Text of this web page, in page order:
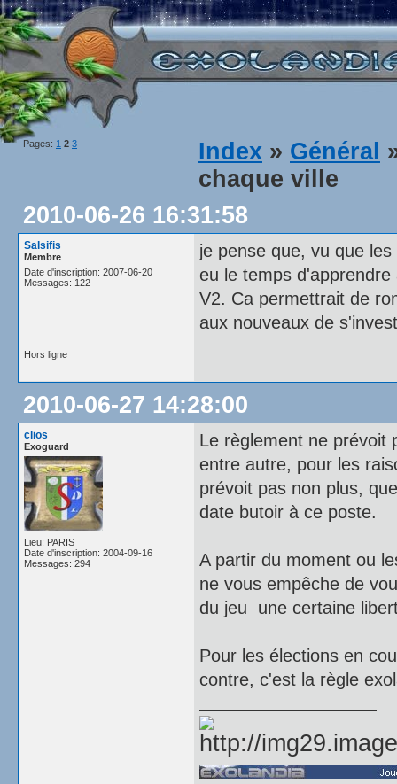
Pages: 1 2 3 Index » Général
chaque ville
2010-06-26 16:31:58
Salsifis
Membre
Date d'inscription: 2007-06-20
Messages: 122
je pense que, vu que
eu le temps
V2. Ca permettrait de
aux nouveaux de
Hors ligne
2010-06-27 14:28:00
clios
Exoguard
Lieu: PARIS
Date d'inscription: 2004-09-16
Messages: 294
Le règlement ne prévoit
entre autre, pour les
prévoit pas non plus,
date butoir à ce poste.
A partir du moment ou
ne vous empêche de
du jeu une certaine
Pour les élections en
contre, c'est la règle